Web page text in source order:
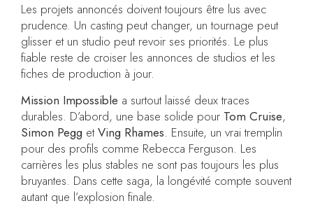
Les projets annoncés doivent toujours être lus avec
prudence. Un casting peut changer, un tournage peut
glisser et un studio peut revoir ses priorités. Le plus
fiable reste de croiser les annonces de studios et les
fiches de production à jour.
Mission Impossible a surtout laissé deux traces
durables. D’abord, une base solide pour Tom Cruise,
Simon Pegg etVing Rhames. Ensuite, un vrai tremplin
pour des profils comme Rebecca Ferguson. Les
carrières les plus stables ne sont pas toujours les plus
bruyantes. Dans cette saga, la longévité compte souvent
autant que l’explosion finale.